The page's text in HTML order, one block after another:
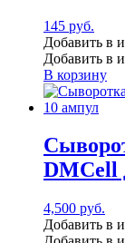
145 руб.
Добавить в
Добавить в
В корзину
DMCell
4,500 руб.
Добавить в